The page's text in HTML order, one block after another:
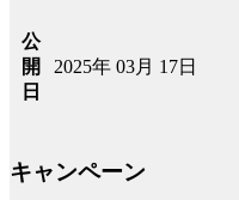
公
開
日
2025年 03月 17日
キャンペーン